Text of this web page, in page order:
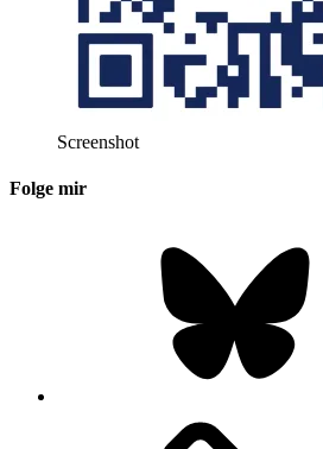
Screenshot
Folge mir